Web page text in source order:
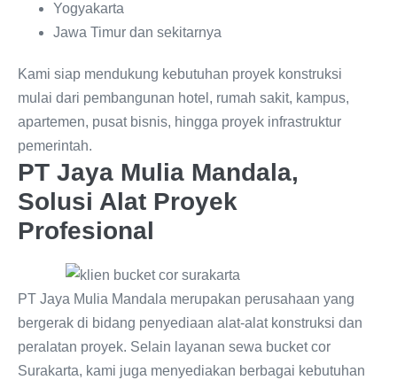
Yogyakarta
Jawa Timur dan sekitarnya
Kami siap mendukung kebutuhan proyek konstruksi
mulai dari pembangunan hotel, rumah sakit, kampus,
apartemen, pusat bisnis, hingga proyek infrastruktur
pemerintah.
PT Jaya Mulia Mandala,
Solusi Alat Proyek
Profesional
PT Jaya Mulia Mandala merupakan perusahaan yang
bergerak di bidang penyediaan alat-alat konstruksi dan
peralatan proyek. Selain layanan sewa bucket cor
Surakarta, kami juga menyediakan berbagai kebutuhan